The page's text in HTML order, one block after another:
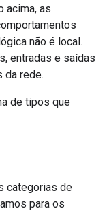
acima, as
não é local.
entradas e saídas
da rede.
de tipos que
categorias de
para os